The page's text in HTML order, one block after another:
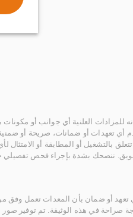
للمزادات العلنية أي جوانب أو
أي تعهدات أو ضمانات، صريحة أو
بالتشغيل أو المطابقة أو الامتثال
ننصحك بشدة بإجراء فحص
تعهد أو ضمان بأن المعدات تعمل وفق
صراحة في هذه الوثيقة. تم توفير صور